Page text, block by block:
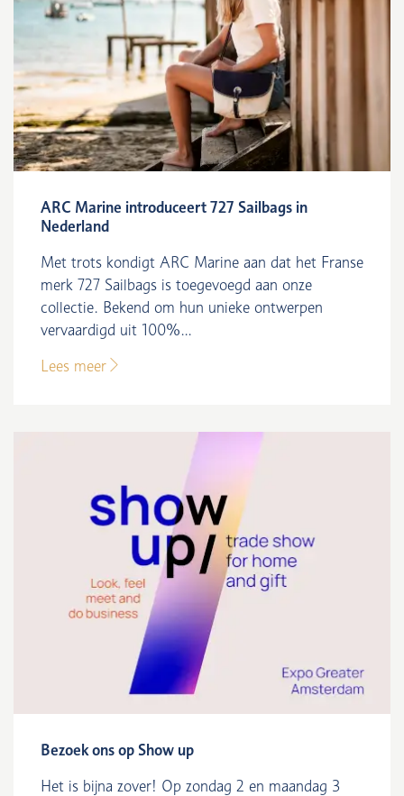
ARC Marine introduceert 727 Sailbags in
Nederland
Met trots kondigt ARC Marine aan dat het Franse
merk 727 Sailbags is toegevoegd aan onze
collectie. Bekend om hun unieke ontwerpen
vervaardigd uit 100%...
Lees meer
Bezoek ons op Show up
Het is bijna zover! Op zondag 2 en maandag 3